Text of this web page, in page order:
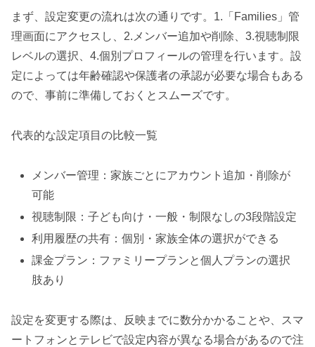
まず、設定変更の流れは次の通りです。1.「Families」管
理画面にアクセスし、2.メンバー追加や削除、3.視聴制限
レベルの選択、4.個別プロフィールの管理を行います。設
定によっては年齢確認や保護者の承認が必要な場合もある
ので、事前に準備しておくとスムーズです。
代表的な設定項目の比較一覧
メンバー管理：家族ごとにアカウント追加・削除が
可能
視聴制限：子ども向け・一般・制限なしの3段階設定
利用履歴の共有：個別・家族全体の選択ができる
課金プラン：ファミリープランと個人プランの選択
肢あり
設定を変更する際は、反映までに数分かかることや、スマ
ートフォンとテレビで設定内容が異なる場合があるので注